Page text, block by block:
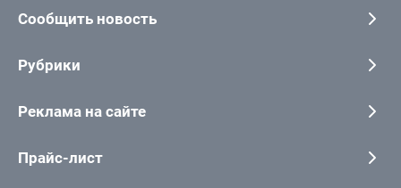
Сообщить новость
Рубрики
Реклама на сайте
Прайс-лист